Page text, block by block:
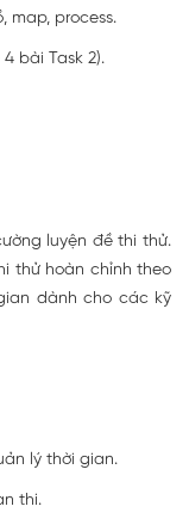
map, process.
bài Task 2).
luyện đề thi thử.
thử hoàn chỉnh theo
dành cho các kỹ
lý thời gian.
thi.